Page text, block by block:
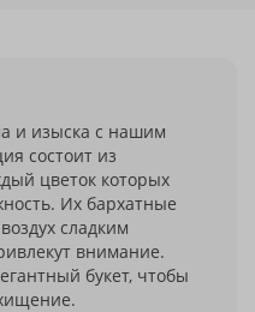
и изыска с нашим
состоит из
цветок которых
Их бархатные
сладким
внимание.
букет, чтобы